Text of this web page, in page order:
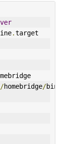
.target
/homebridge/bin